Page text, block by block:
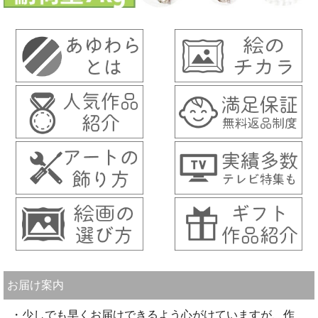
お届け案内
・少しでも早くお届けできるよう心がけていますが、作